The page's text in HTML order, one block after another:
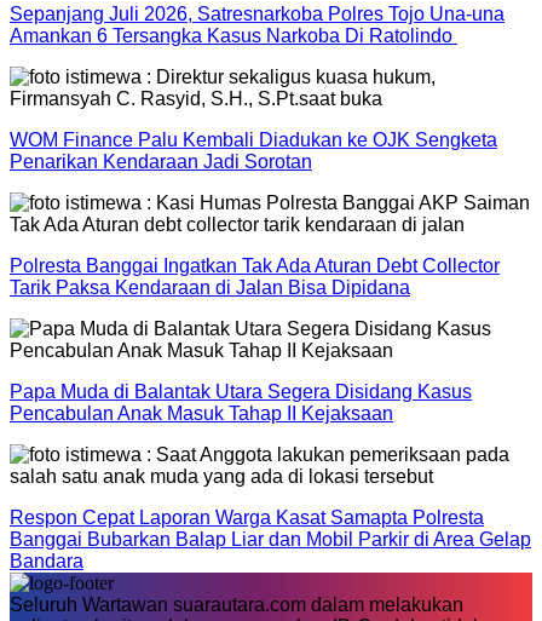
Sepanjang Juli 2026, Satresnarkoba Polres Tojo Una-una
Amankan 6 Tersangka Kasus Narkoba Di Ratolindo
WOM Finance Palu Kembali Diadukan ke OJK Sengketa
Penarikan Kendaraan Jadi Sorotan
Polresta Banggai Ingatkan Tak Ada Aturan Debt Collector
Tarik Paksa Kendaraan di Jalan Bisa Dipidana
Papa Muda di Balantak Utara Segera Disidang Kasus
Pencabulan Anak Masuk Tahap II Kejaksaan
Respon Cepat Laporan Warga Kasat Samapta Polresta
Banggai Bubarkan Balap Liar dan Mobil Parkir di Area Gelap
Bandara
Seluruh Wartawan suarautara.com dalam melakukan